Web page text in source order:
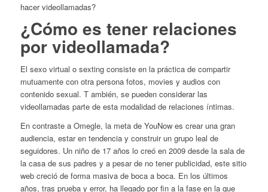
hacer videollamadas?
¿Cómo es tener relaciones
por videollamada?
El sexo virtual o sexting consiste en la práctica de compartir
mutuamente con otra persona fotos, movies y audios con
contenido sexual. T ambién, se pueden considerar las
videollamadas parte de esta modalidad de relaciones íntimas.
En contraste a Omegle, la meta de YouNow es crear una gran
audiencia, estar en tendencia y construir un grupo leal de
seguidores. Un niño de 17 años lo creó en 2009 desde la sala de
la casa de sus padres y a pesar de no tener publicidad, este sitio
web creció de forma masiva de boca a boca. En los últimos
años, tras prueba y error, ha llegado por fin a la fase en la que